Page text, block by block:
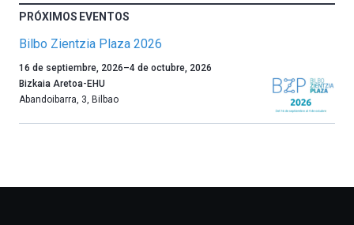
PRÓXIMOS EVENTOS
Bilbo Zientzia Plaza 2026
Un
año
más,
16 de septiembre, 2026–4 de octubre, 2026
Bizkaia Aretoa-EHU
Abandoibarra, 3, Bilbao